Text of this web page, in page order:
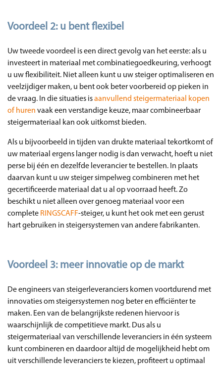
Voordeel 2: u bent flexibel
Uw tweede voordeel is een direct gevolg van het eerste: als u
investeert in materiaal met combinatiegoedkeuring, verhoogt
u uw flexibiliteit. Niet alleen kunt u uw steiger optimaliseren en
veelzijdiger maken, u bent ook beter voorbereid op pieken in
de vraag. In die situaties isaanvullend steigermateriaal kopen
of huren vaak een verstandige keuze, maar combineerbaar
steigermateriaal kan ook uitkomst bieden.
Als u bijvoorbeeld in tijden van drukte materiaal tekortkomt of
uw materiaal ergens langer nodig is dan verwacht, hoeft u niet
perse bij één en dezelfde leverancier te bestellen. In plaats
daarvan kunt u uw steiger simpelweg combineren met het
gecertificeerde materiaal dat u al op voorraad heeft. Zo
beschikt u niet alleen over genoeg materiaal voor een
complete RINGSCAFF-steiger, u kunt het ook met een gerust
hart gebruiken in steigersystemen van andere fabrikanten.
Voordeel 3: meer innovatie op de markt
De engineers van steigerleveranciers komen voortdurend met
innovaties om steigersystemen nog beter en efficiënter te
maken. Een van de belangrijkste redenen hiervoor is
waarschijnlijk de competitieve markt. Dus als u
steigermateriaal van verschillende leveranciers in één systeem
kunt combineren en daardoor altijd de mogelijkheid hebt om
uit verschillende leveranciers te kiezen, profiteert u optimaal